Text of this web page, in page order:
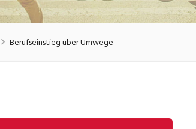
Arbeit
Berufseinstieg über Umwege